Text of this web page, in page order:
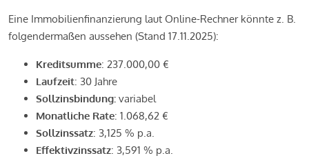
Eine Immobilienfinanzierung laut Online-Rechner könnte z. B.
folgendermaßen aussehen (Stand 17.11.2025):
Kreditsumme: 237.000,00 €
Laufzeit: 30 Jahre
Sollzinsbindung: variabel
Monatliche Rate: 1.068,62 €
Sollzinssatz: 3,125 % p.a.
Effektivzinssatz: 3,591 % p.a.